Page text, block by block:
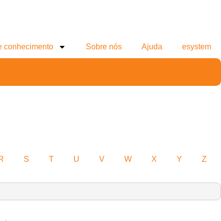
conhecimento Sobre nós Ajuda esystem
S T U V W X Y Z